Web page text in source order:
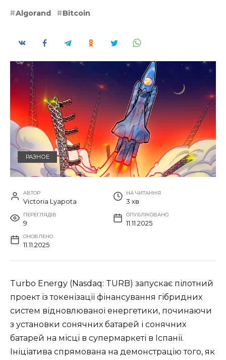
Algorand Bitcoin
РАЗНОЕ
АВТОР
Victoria Lyapota
НА ЧИТАННЯ
3 хв
ПЕРЕГЛЯДІВ
9
ОПУБЛІКОВАНО
11.11.2025
ОНОВЛЕНО
11.11.2025
Turbo Energy (Nasdaq: TURB) запускає пілотний
проект із токенізації фінансування гібридних
систем відновлюваної енергетики, починаючи
з установки сонячних батарей і сонячних
батарей на місці в супермаркеті в Іспанії.
Ініціатива спрямована на демонстрацію того, як